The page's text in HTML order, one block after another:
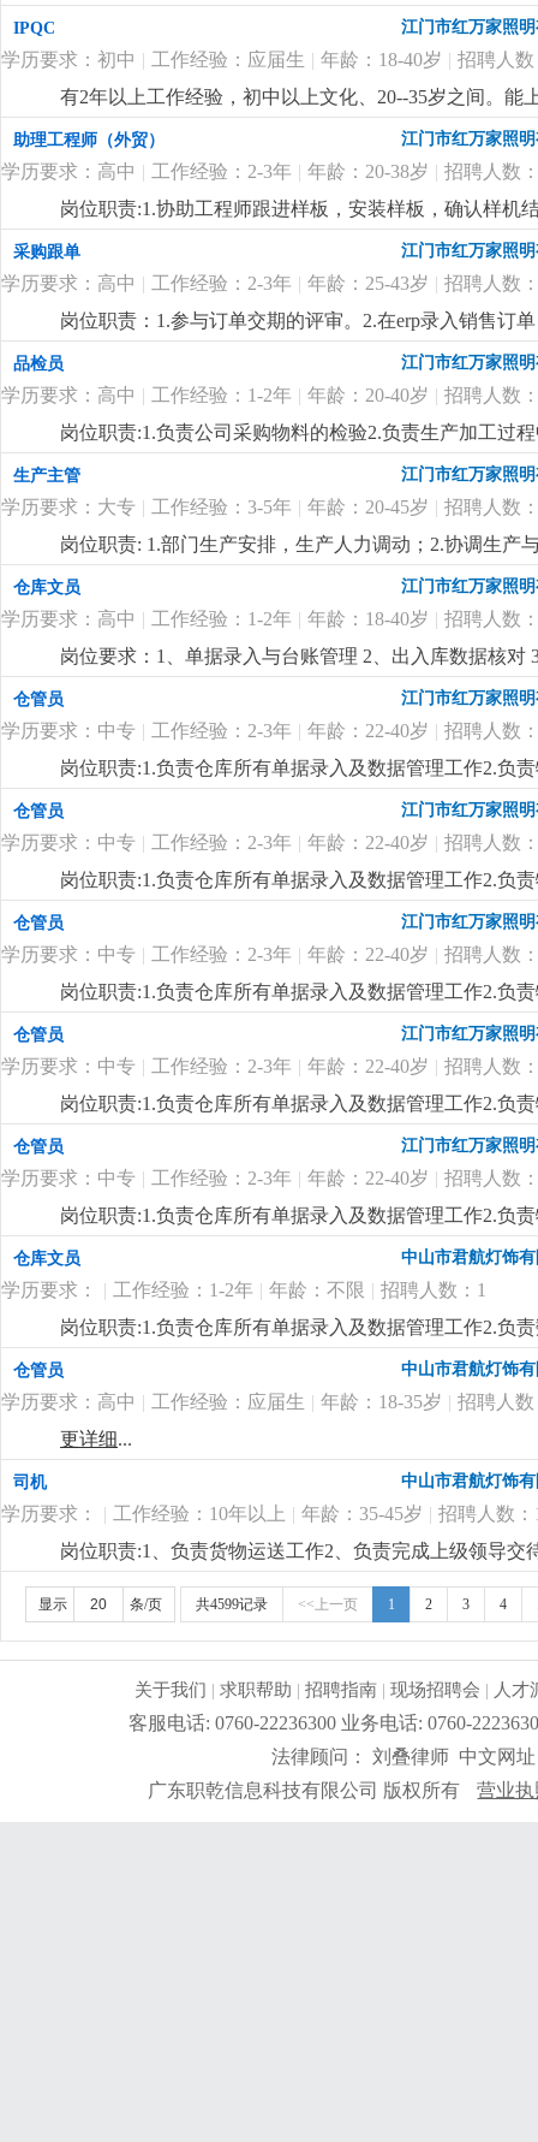
踪。任职要求：1、英语口语标准，口齿清楚，较强语
和责任感；3、会社媒拓客，有欧美东南亚风扇灯客户资
IPQC 江门市红万家照
学历要求：初中 | 工作经验：应届生 | 年龄：18-40岁 | 招聘人数
有2年以上工作经验，初中以上文化、20--35岁之间。
更详细...
助理工程师（外贸） 江门市红万家照
学历要求：高中 | 工作经验：2-3年 | 年龄：20-38岁 | 招聘人数
岗位职责:1.协助工程师跟进样板，安装样板，确认样机
能够承受一定的工作压力。更详细...
采购跟单 江门市红万家照
学历要求：高中 | 工作经验：2-3年 | 年龄：25-43岁 | 招聘人数
岗位职责：1.参与订单交期的评审。2.在erp录入销售订
表格，按订单交期跟踪物料的进度和交期 。 4.协助供
高中或以上学历；2、有相关的采购跟单工作经验；3、
战；4：月休两天。更详细...
品检员 江门市红万家照
学历要求：高中 | 工作经验：1-2年 | 年龄：20-40岁 | 招聘人数
岗位职责:1.负责公司采购物料的检验2.负责生产加工过
和反馈岗位要求:1.高中或以上学历，性格开朗，一年以
用；3.工作细心，有很好的责任心和执行力；4.工作责
详细 ...
生产主管 江门市红万家照
学历要求：大专 | 工作经验：3-5年 | 年龄：20-45岁 | 招聘人数
岗位职责: 1.部门生产安排，生产人力调动；2.协调生产
耗；4.现场“6s”管理；5.优化产线岗位设置,提倡优化工
行业生产管理经验；2.高中或以上文化，熟悉电脑操作
5.具有较强的iso、6s管理意识，熟悉erp系统操作。更详
仓库文员 江门市红万家照
学历要求：高中 | 工作经验：1-2年 | 年龄：18-40岁 | 招聘人数
岗位要求：1、单据录入与台账管理 2、出入库数据核
悉进账、出账、委外流程熟悉的优先录用.熟悉仓库账
仓管员 江门市红万家照
学历要求：中专 | 工作经验：2-3年 | 年龄：22-40岁 | 招聘人数
岗位职责:1.负责仓库所有单据录入及数据管理工作2.负
限，中专及以上学历，18-35岁2.对数据敏感，有责任
细
仓管员 江门市红万家照
学历要求：中专 | 工作经验：2-3年 | 年龄：22-40岁 | 招聘人数
岗位职责:1.负责仓库所有单据录入及数据管理工作2.负
限，中专及以上学历，18-35岁2.对数据敏感，有责任
细
仓管员 江门市红万家照
学历要求：中专 | 工作经验：2-3年 | 年龄：22-40岁 | 招聘人数
岗位职责:1.负责仓库所有单据录入及数据管理工作2.负
限，中专及以上学历，18-35岁2.对数据敏感，有责任
细
仓管员 江门市红万家照
学历要求：中专 | 工作经验：2-3年 | 年龄：22-40岁 | 招聘人数
岗位职责:1.负责仓库所有单据录入及数据管理工作2.负
限，中专及以上学历，18-35岁2.对数据敏感，有责任
细
仓管员 江门市红万家照
学历要求：中专 | 工作经验：2-3年 | 年龄：22-40岁 | 招聘人数
岗位职责:1.负责仓库所有单据录入及数据管理工作2.负
限，中专及以上学历，18-35岁2.对数据敏感，有责任
细...
仓库文员 中山市君航灯饰
学历要求： | 工作经验：1-2年 | 年龄：不限 | 招聘人数：1
岗位职责:1.负责仓库所有单据录入及数据管理工作2.负
2.对数据敏感，有责任心3.一年以上文员工作经验优先更
仓管员 中山市君航灯饰
学历要求：高中 | 工作经验：应届生 | 年龄：18-35岁 | 招聘人数
更详细...
司机 中山市君航灯饰
学历要求： | 工作经验：10年以上 | 年龄：35-45岁 | 招聘人数：
岗位职责:1、负责货物运送工作2、负责完成上级领导
有10年以上实际驾驶工作经验2、熟悉古镇、小榄物流3
心强，工作认真、踏实，服从管理更详细
显示 条/页 共4599记录 <<上一页 1 2 3 4
关于我们 |求职帮助 |招聘指南 |现场招聘会 | 人才
客服电话: 0760-22236300 业务电话: 0760-
法律顾问： 刘叠律师 中文网
广东职乾信息科技有限公司 版权所有
营业